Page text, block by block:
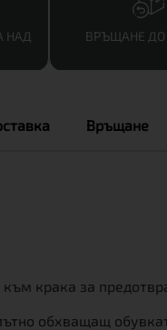
НАД
ВРЪЩАНЕ ДО
Връщане
към крака за
обхващащ